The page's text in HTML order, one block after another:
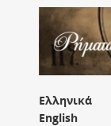
Ελληνικά
English